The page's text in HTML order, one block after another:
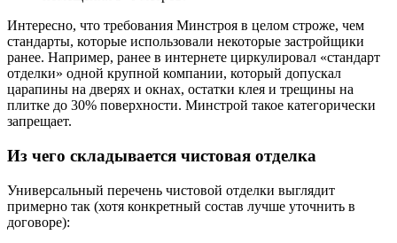
Интересно, что требования Минстроя в целом строже, чем
стандарты, которые использовали некоторые застройщики
ранее. Например, ранее в интернете циркулировал «стандарт
отделки» одной крупной компании, который допускал
царапины на дверях и окнах, остатки клея и трещины на
плитке до 30% поверхности. Минстрой такое категорически
запрещает.
Из чего складывается чистовая отделка
Универсальный перечень чистовой отделки выглядит
примерно так (хотя конкретный состав лучше уточнить в
договоре):